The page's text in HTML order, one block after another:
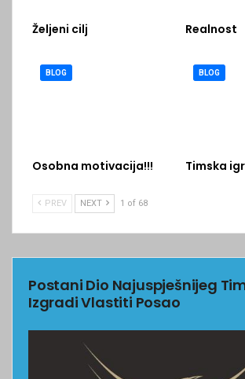
Željeni cilj Realnost
BLOG
Osobna motivacija!!!
BLOG
Timska
PREV NEXT 1 of 68
Postani Dio Najuspješnijeg
Izgradi Vlastiti Posao